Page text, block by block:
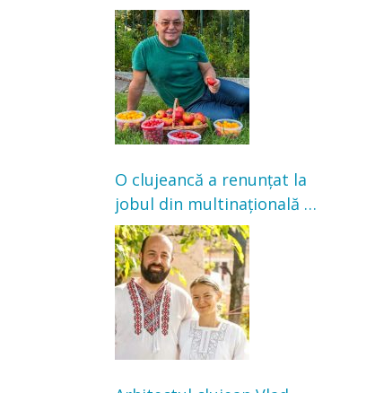
grădină: „Niciun magazin
nu poate oferi această
satisfacție”
O clujeancă a renunțat la
jobul din multinațională și
s-a mutat la țară. Acum
cultivă legume în grădina
bunicilor